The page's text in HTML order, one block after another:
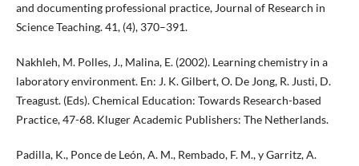
and documenting professional practice, Journal of Research in
Science Teaching. 41, (4), 370–391.
Nakhleh, M. Polles, J., Malina, E. (2002). Learning chemistry in a
laboratory environment. En: J. K. Gilbert, O. De Jong, R. Justi, D.
Treagust. (Eds). Chemical Education: Towards Research-based
Practice, 47-68. Kluger Academic Publishers: The Netherlands.
Padilla, K., Ponce de León, A. M., Rembado, F. M., y Garritz, A.